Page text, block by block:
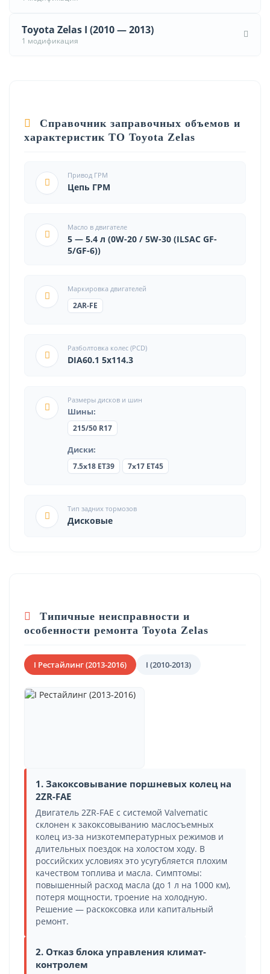
Toyota Zelas I (2010 — 2013)
1 модификация
Справочник заправочных объемов и
характеристик ТО Toyota Zelas
Привод ГРМ
Цепь ГРМ
Масло в двигателе
5 — 5.4 л (0W-20 / 5W-30 (ILSAC GF-
5/GF-6))
Маркировка двигателей
2AR-FE
Разболтовка колес (PCD)
DIA60.1 5x114.3
Размеры дисков и шин
Шины:
215/50 R17
Диски:
7.5x18 ET39 7x17 ET45
Тип задних тормозов
Дисковые
Типичные неисправности и
особенности ремонта Toyota Zelas
I Рестайлинг (2013-2016) I (2010-2013)
1. Закоксовывание поршневых колец на
2ZR-FAE
Двигатель 2ZR-FAE с системой Valvematic
склонен к закоксовыванию маслосъемных
колец из-за низкотемпературных режимов и
длительных поездок на холостом ходу. В
российских условиях это усугубляется плохим
качеством топлива и масла. Симптомы:
повышенный расход масла (до 1 л на 1000 км),
потеря мощности, троение на холодную.
Решение — раскоксовка или капитальный
ремонт.
2. Отказ блока управления климат-
контролем